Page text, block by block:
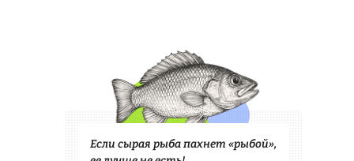
Если сырая рыба пахнет «рыбой»,